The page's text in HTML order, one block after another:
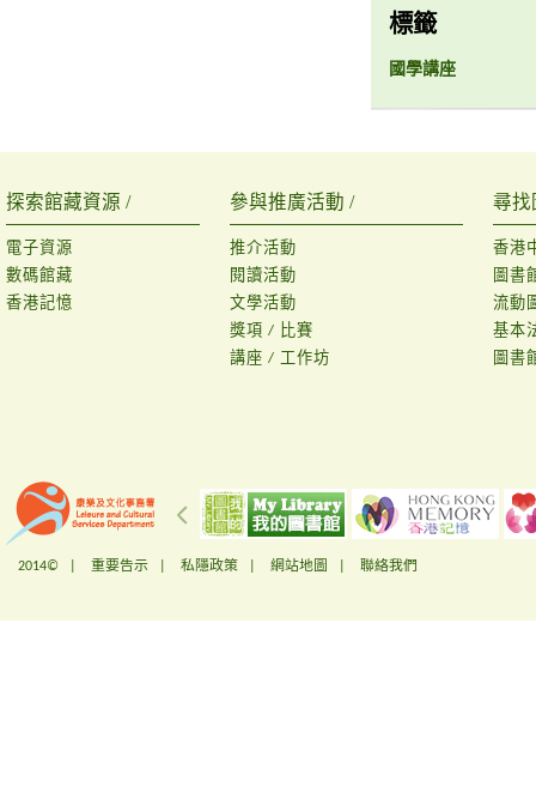
標籤
國學講座
探索館藏資源 /
電子資源
數碼館藏
香港記憶
參與推廣活動 /
推介活動
閱讀活動
文學活動
獎項 / 比賽
講座 / 工作坊
尋找
香港
圖書
流動
基本
圖書
2014© | 重要告示 私隱政策 網站地圖 聯絡我們